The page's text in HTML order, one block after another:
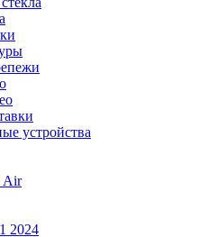
устройства
Air
2024